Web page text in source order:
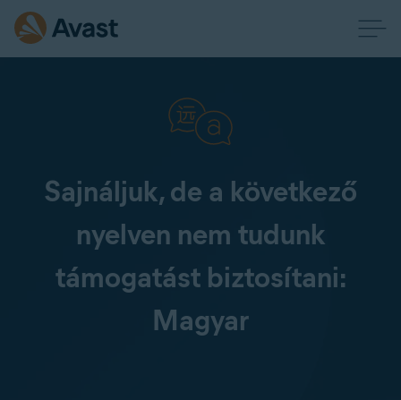
Sajnáljuk, de a következő
nyelven nem tudunk
támogatást biztosítani:
Magyar